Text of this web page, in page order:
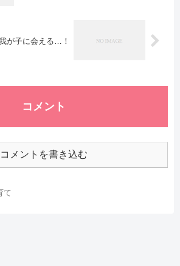
が子に会える…！
コメント
コメントを書き込む
て